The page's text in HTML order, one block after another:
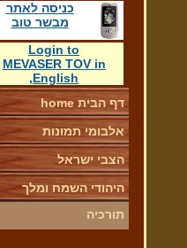
לימוד קריאת מגילת רות
תפילת שחרית של ילדי הגן
(30/11/2016)
כניסה לאתר
מבשר טוב
Login to
MEVASER TOV in
English
,
דף הבית home
אלבומי תמונות
הצבי ישראל
היהודי השמח ומלך
תורכיה